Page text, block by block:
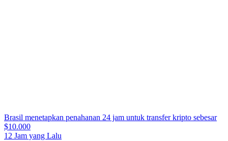
Brasil menetapkan penahanan 24 jam untuk transfer kripto sebesar
$10.000
12 Jam yang Lalu